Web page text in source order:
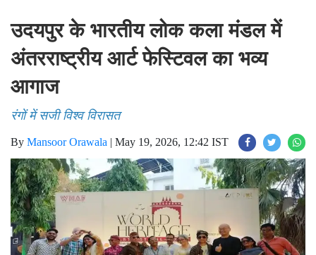
उदयपुर के भारतीय लोक कला मंडल में
अंतरराष्ट्रीय आर्ट फेस्टिवल का भव्य
आगाज
रंगों में सजी विश्व विरासत
By Mansoor Orawala | May 19, 2026, 12:42 IST